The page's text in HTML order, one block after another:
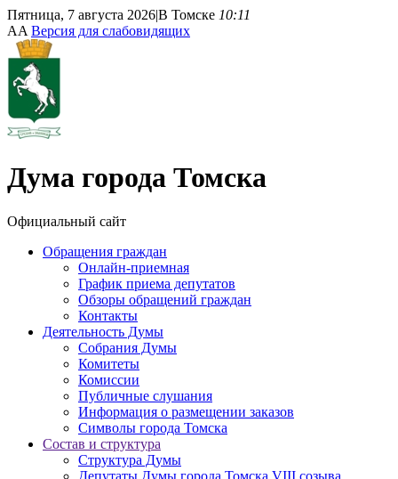
Пятница, 7 августа 2026|В Томске 10:11
AA Версия для слабовидящих
Дума города Томска
Официальный сайт
Обращения граждан
Онлайн-приемная
График приема депутатов
Обзоры обращений граждан
Контакты
Деятельность Думы
Собрания Думы
Комитеты
Комиссии
Публичные слушания
Информация о размещении заказов
Символы города Томска
Состав и структура
Структура Думы
Депутаты Думы города Томска VIII созыва